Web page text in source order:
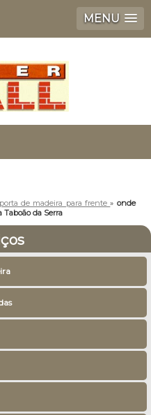
MENU
porta de madeira para frente» onde
da Serra